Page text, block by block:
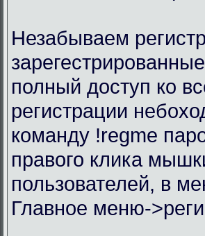
Незабываем
полный доступ ко
регистрации
команду !regme
правого клика
пользователей, в
Главное меню-